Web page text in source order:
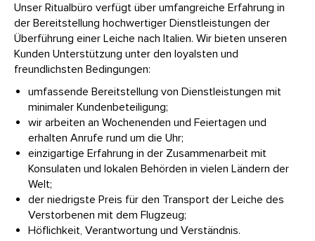
Unser Ritualbüro verfügt über umfangreiche Erfahrung in
der Bereitstellung hochwertiger Dienstleistungen der
Überführung einer Leiche nach Italien. Wir bieten unseren
Kunden Unterstützung unter den loyalsten und
freundlichsten Bedingungen:
umfassende Bereitstellung von Dienstleistungen mit
minimaler Kundenbeteiligung;
wir arbeiten an Wochenenden und Feiertagen und
erhalten Anrufe rund um die Uhr;
einzigartige Erfahrung in der Zusammenarbeit mit
Konsulaten und lokalen Behörden in vielen Ländern der
Welt;
der niedrigste Preis für den Transport der Leiche des
Verstorbenen mit dem Flugzeug;
Höflichkeit, Verantwortung und Verständnis.